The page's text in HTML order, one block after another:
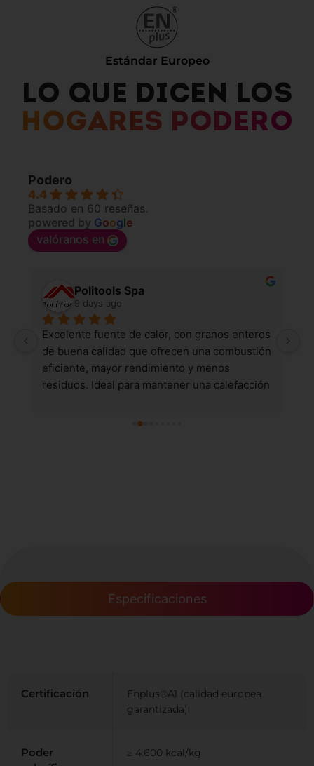
Estándar Europeo
LO QUE DICEN LOS
HOGARES PODERO
Podero
4.4
Basado en 60 reseñas.
powered by Google
valóranos en
Politools Spa
9 days ago
Excelente fuente de calor, con granos enteros
de buena calidad que ofrecen una combustión
eficiente, mayor rendimiento y menos
residuos. Ideal para mantener una calefacción
Especificaciones
Certificación
Enplus®A1 (calidad europea
garantizada)
Poder
≥ 4.600 kcal/kg